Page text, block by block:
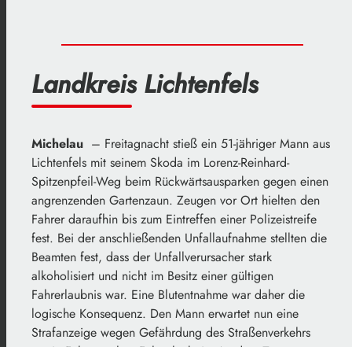
Landkreis Lichtenfels
Michelau – Freitagnacht stieß ein 51-jähriger Mann aus
Lichtenfels mit seinem Skoda im Lorenz-Reinhard-
Spitzenpfeil-Weg beim Rückwärtsausparken gegen einen
angrenzenden Gartenzaun. Zeugen vor Ort hielten den
Fahrer daraufhin bis zum Eintreffen einer Polizeistreife
fest. Bei der anschließenden Unfallaufnahme stellten die
Beamten fest, dass der Unfallverursacher stark
alkoholisiert und nicht im Besitz einer gültigen
Fahrerlaubnis war. Eine Blutentnahme war daher die
logische Konsequenz. Den Mann erwartet nun eine
Strafanzeige wegen Gefährdung des Straßenverkehrs